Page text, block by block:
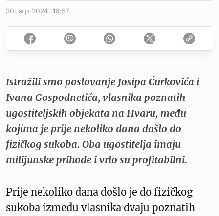
30. srp 2024. 16:57
Istražili smo poslovanje Josipa Ćurkovića i
Ivana Gospodnetića, vlasnika poznatih
ugostiteljskih objekata na Hvaru, među
kojima je prije nekoliko dana došlo do
fizičkog sukoba. Oba ugostitelja imaju
milijunske prihode i vrlo su profitabilni.
Prije nekoliko dana došlo je do fizičkog
sukoba između vlasnika dvaju poznatih